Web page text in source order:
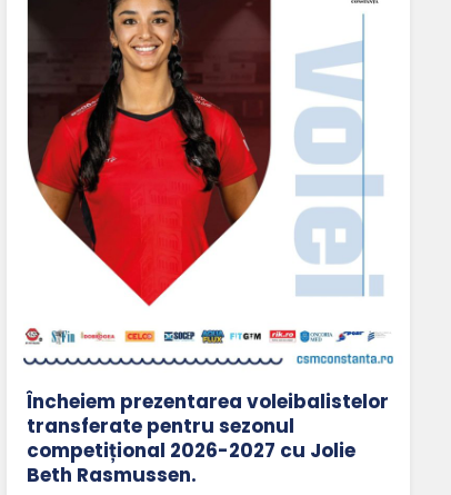
Încheiem prezentarea voleibalistelor
transferate pentru sezonul
competițional 2026-2027 cu Jolie
Beth Rasmussen.